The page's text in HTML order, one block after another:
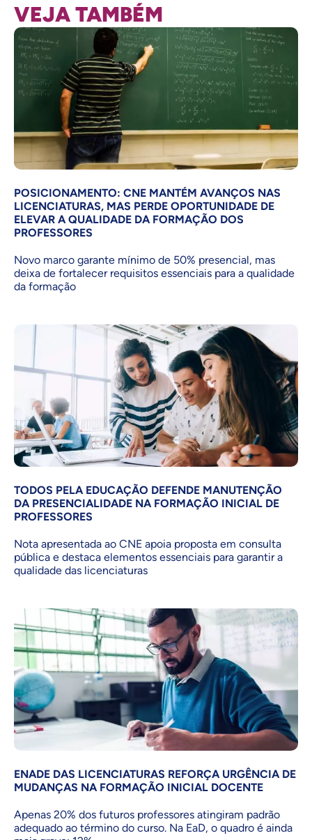
VEJA TAMBÉM
POSICIONAMENTO: CNE MANTÉM AVANÇOS NAS
LICENCIATURAS, MAS PERDE OPORTUNIDADE DE
ELEVAR A QUALIDADE DA FORMAÇÃO DOS
PROFESSORES
Novo marco garante mínimo de 50% presencial, mas
deixa de fortalecer requisitos essenciais para a qualidade
da formação
TODOS PELA EDUCAÇÃO DEFENDE MANUTENÇÃO
DA PRESENCIALIDADE NA FORMAÇÃO INICIAL DE
PROFESSORES
Nota apresentada ao CNE apoia proposta em consulta
pública e destaca elementos essenciais para garantir a
qualidade das licenciaturas
ENADE DAS LICENCIATURAS REFORÇA URGÊNCIA DE
MUDANÇAS NA FORMAÇÃO INICIAL DOCENTE
Apenas 20% dos futuros professores atingiram padrão
adequado ao término do curso. Na EaD, o quadro é ainda